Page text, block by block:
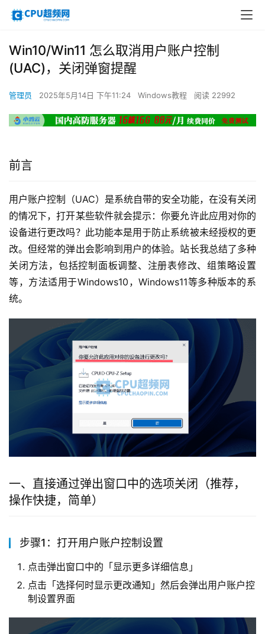
Win10/Win11 怎么取消用户账户控制
(UAC)，关闭弹窗提醒
管理员 2025年5月14日 下午11:24 Windows教程 阅读 22992
前言
用户账户控制（UAC）是系统自带的安全功能，在没有关闭
的情况下，打开某些软件就会提示：你要允许此应用对你的
设备进行更改吗？此功能本是用于防止系统被未经授权的更
改。但经常的弹出会影响到用户的体验。站长我总结了多种
关闭方法，包括控制面板调整、注册表修改、组策略设置
等，方法适用于Windows10，Windows11等多种版本的系
统。
一、直接通过弹出窗口中的选项关闭（推荐，
操作快捷，简单）
步骤1：打开用户账户控制设置
点击弹出窗口中的「显示更多详细信息」
点击「选择何时显示更改通知」然后会弹出用户账户控
制设置界面